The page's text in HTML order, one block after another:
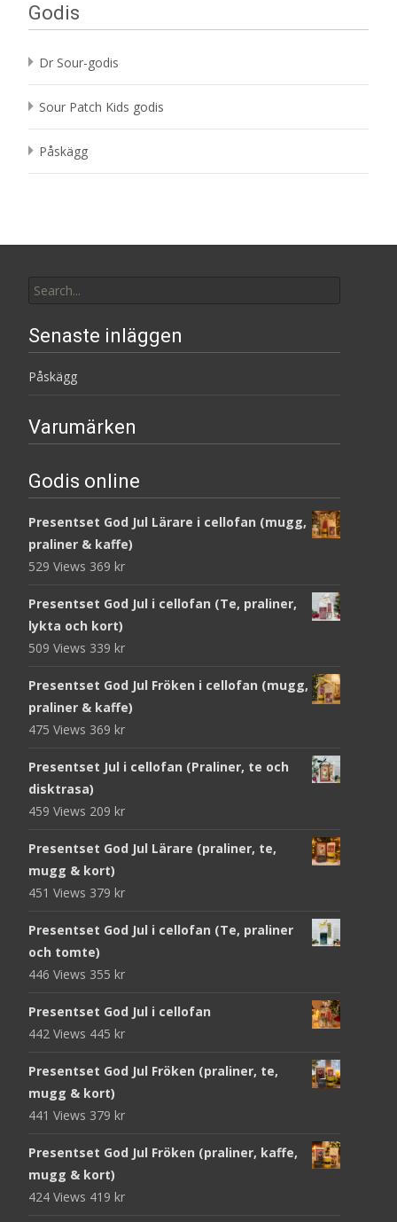
Godis
Dr Sour-godis
Sour Patch Kids godis
Påskägg
for:
Senaste inläggen
Påskägg
Varumärken
Godis online
Presentset God Jul Lärare i cellofan (mugg,
praliner & kaffe)
529 Views 369 kr
Presentset God Jul i cellofan (Te, praliner,
lykta och kort)
509 Views 339 kr
Presentset God Jul Fröken i cellofan (mugg,
praliner & kaffe)
475 Views 369 kr
Presentset Jul i cellofan (Praliner, te och
disktrasa)
459 Views 209 kr
Presentset God Jul Lärare (praliner, te,
mugg & kort)
451 Views 379 kr
Presentset God Jul i cellofan (Te, praliner
och tomte)
446 Views 355 kr
Presentset God Jul i cellofan
442 Views 445 kr
Presentset God Jul Fröken (praliner, te,
mugg & kort)
441 Views 379 kr
Presentset God Jul Fröken (praliner, kaffe,
mugg & kort)
424 Views 419 kr